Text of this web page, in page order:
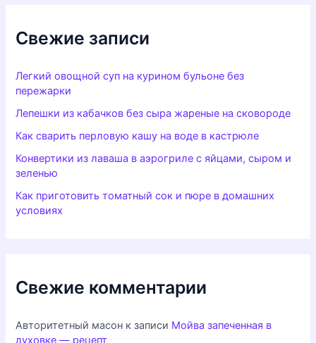
Свежие записи
Легкий овощной суп на курином бульоне без
пережарки
Лепешки из кабачков без сыра жареные на сковороде
Как сварить перловую кашу на воде в кастрюле
Конвертики из лаваша в аэрогриле с яйцами, сыром и
зеленью
Как приготовить томатный сок и пюре в домашних
условиях
Свежие комментарии
Авторитетный масон к записи Мойва запеченная в
духовке — рецепт